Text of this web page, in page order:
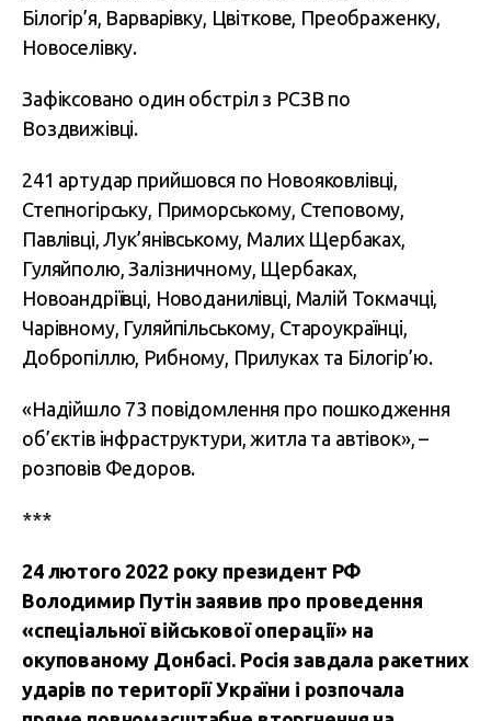
Білогір’я, Варварівку, Цвіткове, Преображенку,
Новоселівку.
Зафіксовано один обстріл з РСЗВ по
Воздвижівці.
241 артудар прийшовся по Новояковлівці,
Степногірську, Приморському, Степовому,
Павлівці, Лук’янівському, Малих Щербаках,
Гуляйполю, Залізничному, Щербаках,
Новоандріївці, Новоданилівці, Малій Токмачці,
Чарівному, Гуляйпільському, Староукраїнці,
Добропіллю, Рибному, Прилуках та Білогір’ю.
«Надійшло 73 повідомлення про пошкодження
об’єктів інфраструктури, житла та автівок», –
розповів Федоров.
***
24 лютого 2022 року президент РФ
Володимир Путін заявив про проведення
«спеціальної військової операції» на
окупованому Донбасі. Росія завдала ракетних
ударів по території України і розпочала